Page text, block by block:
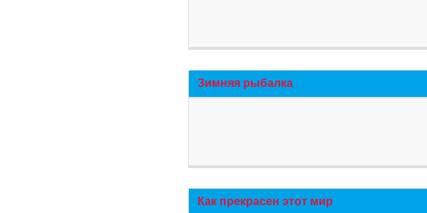
Зимняя рыбалка
Как прекрасен этот мир